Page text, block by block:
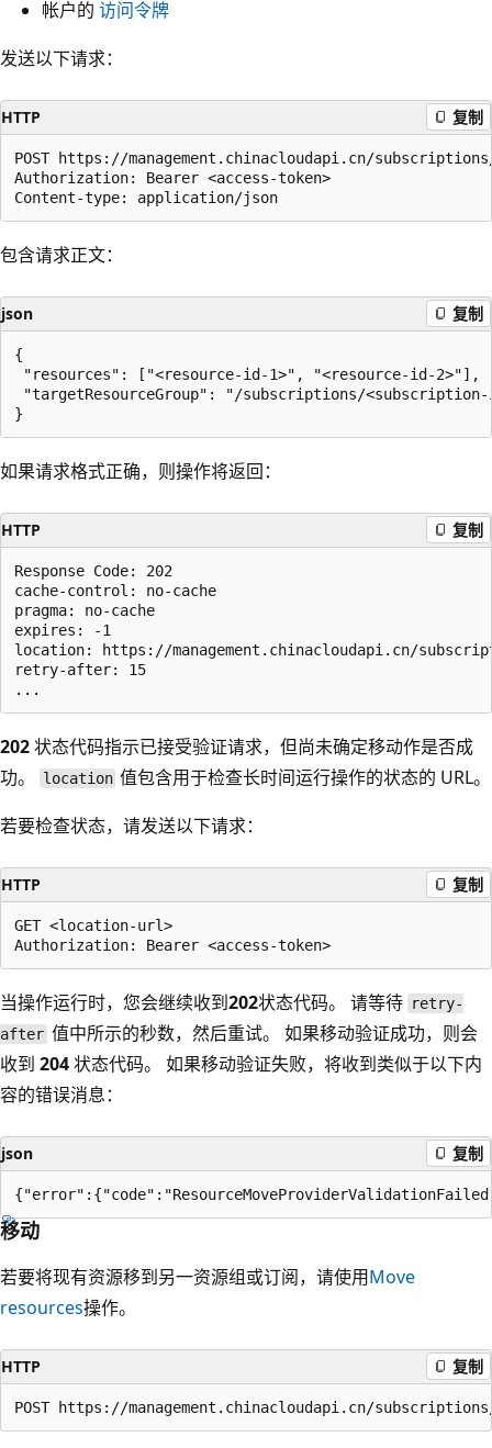
帐户的 访问令牌
发送以下请求：
HTTP 复制
POST https://management.chinacloudapi.cn/
Authorization: Bearer <access-token>
包含请求正文：
json 复制
{
"resources": ["<resource-id-1>", "<resource-id-2>"],
"targetResourceGroup": "/subscriptions/<subscription-
如果请求格式正确，则操作将返回：
HTTP 复制
Response Code: 202
cache-control: no-cache
pragma: no-cache
expires: -1
location: https://management.chinacloudapi.cn/
retry-after: 15
202状态代码指示已接受验证请求，但尚未确定移动作是否成
功。
location 值包含用于检查长时间运行操作的状态的 URL。
若要检查状态，请发送以下请求：
HTTP 复制
GET <location-url>
当操作运行时，您会继续收到202状态代码。 请等待 retry-
after 值中所示的秒数，然后重试。 如果移动验证成功，则会
收到 204状态代码。 如果移动验证失败，将收到类似于以下内
容的错误消息：
json 复制
移动
若要将现有资源移到另一资源组或订阅，请使用Move
resources操作。
HTTP 复制